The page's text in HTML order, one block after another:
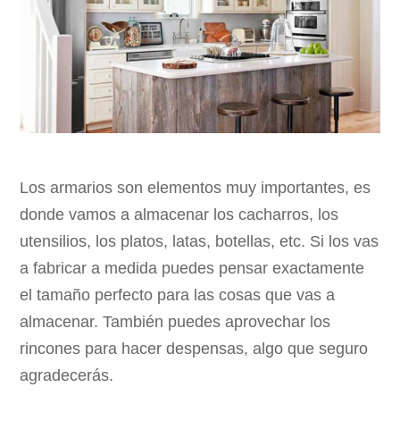
Los armarios son elementos muy importantes, es
donde vamos a almacenar los cacharros, los
utensilios, los platos, latas, botellas, etc. Si los vas
a fabricar a medida puedes pensar exactamente
el tamaño perfecto para las cosas que vas a
almacenar. También puedes aprovechar los
rincones para hacer despensas, algo que seguro
agradecerás.